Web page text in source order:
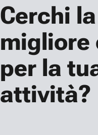
Cerchi la
migliore
per la
attività?